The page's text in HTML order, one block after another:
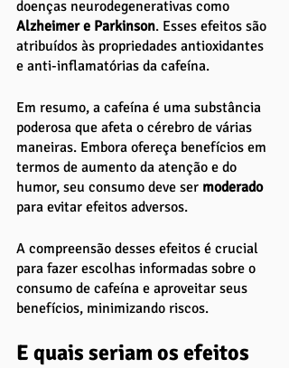
doenças neurodegenerativas como
Alzheimer e Parkinson. Esses efeitos são
atribuídos às propriedades antioxidantes
e anti-inflamatórias da cafeína.
Em resumo, a cafeína é uma substância
poderosa que afeta o cérebro de várias
maneiras. Embora ofereça benefícios em
termos de aumento da atenção e do
humor, seu consumo deve ser moderado
para evitar efeitos adversos.
A compreensão desses efeitos é crucial
para fazer escolhas informadas sobre o
consumo de cafeína e aproveitar seus
benefícios, minimizando riscos.
E quais seriam os efeitos